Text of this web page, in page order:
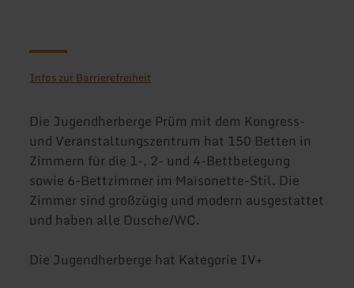
Infos zur Barrierefreiheit
Die Jugendherberge Prüm mit dem Kongress-
und Veranstaltungszentrum hat 150 Betten in
Zimmern für die 1-, 2- und 4-Bettbelegung
sowie 6-Bettzimmer im Maisonette-Stil. Die
Zimmer sind großzügig und modern ausgestattet
und haben alle Dusche/WC.
Die Jugendherberge hat Kategorie IV+